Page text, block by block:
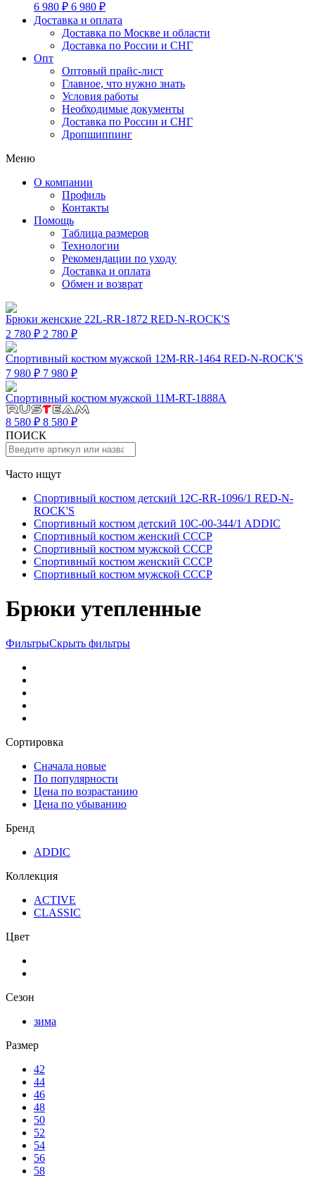
6 980 ₽ 6 980 ₽
Доставка и оплата
Доставка по Москве и области
Доставка по России и СНГ
Опт
Оптовый прайс-лист
Главное, что нужно знать
Условия работы
Необходимые документы
Доставка по России и СНГ
Дропшиппинг
Меню
О компании
Профиль
Контакты
Помощь
Таблица размеров
Технологии
Рекомендации по уходу
Доставка и оплата
Обмен и возврат
Брюки женские 22L-RR-1872 RED-N-ROCK'S
2 780 ₽ 2 780 ₽
Спортивный костюм мужской 12M-RR-1464 RED-N-ROCK'S
7 980 ₽ 7 980 ₽
Спортивный костюм мужской 11M-RT-1888A
8 580 ₽ 8 580 ₽
ПОИСК
Часто ищут
Спортивный костюм детский 12C-RR-1096/1 RED-N-
ROCK'S
Спортивный костюм детский 10C-00-344/1 ADDIC
Спортивный костюм женский СССР
Спортивный костюм мужской СССР
Спортивный костюм женский СССР
Спортивный костюм мужской СССР
Брюки утепленные
ФильтрыСкрыть фильтры
Сортировка
Сначала новые
По популярности
Цена по возрастанию
Цена по убыванию
Бренд
ADDIC
Коллекция
ACTIVE
CLASSIC
Цвет
Сезон
зима
Размер
42
44
46
48
50
52
54
56
58